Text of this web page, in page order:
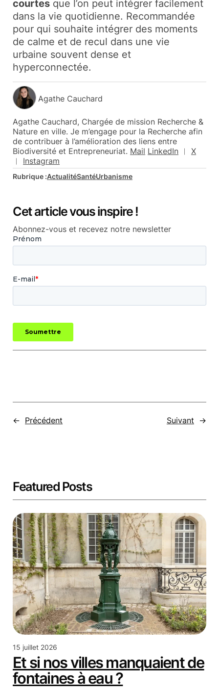
courtes que l’on peut intégrer facilement
dans la vie quotidienne. Recommandée
pour qui souhaite intégrer des moments
de calme et de recul dans une vie
urbaine souvent dense et
hyperconnectée.
Agathe Cauchard
Agathe Cauchard, Chargée de mission Recherche &
Nature en ville. Je m’engage pour la Recherche afin
de contribuer à l’amélioration des liens entre
Biodiversité et Entrepreneuriat. Mail LinkedIn ︱X
︱ Instagram
Rubrique :ActualitéSantéUrbanisme
Cet article vous inspire !
Abonnez-vous et recevez notre newsletter
← Précédent Suivant →
Featured Posts
15 juillet 2026
Et si nos villes manquaient de
fontaines à eau ?